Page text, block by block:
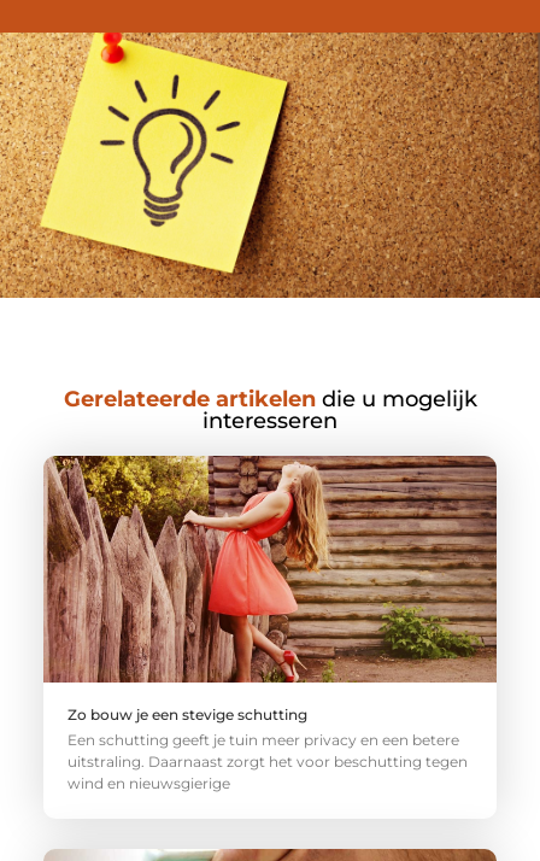
Gerelateerde artikelendie u mogelijk
interesseren
Zo bouw je een stevige schutting
Een schutting geeft je tuin meer privacy en een betere
uitstraling. Daarnaast zorgt het voor beschutting tegen
wind en nieuwsgierige